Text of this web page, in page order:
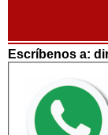
Escríbenos a: